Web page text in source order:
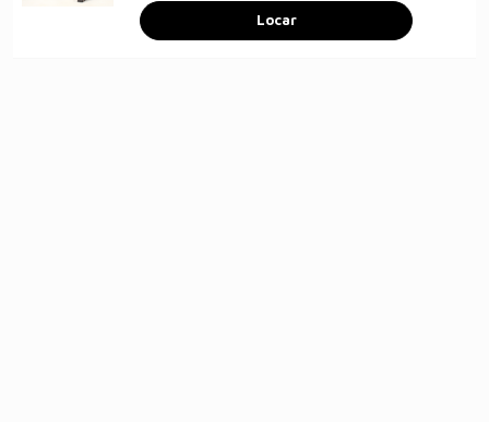
Locar